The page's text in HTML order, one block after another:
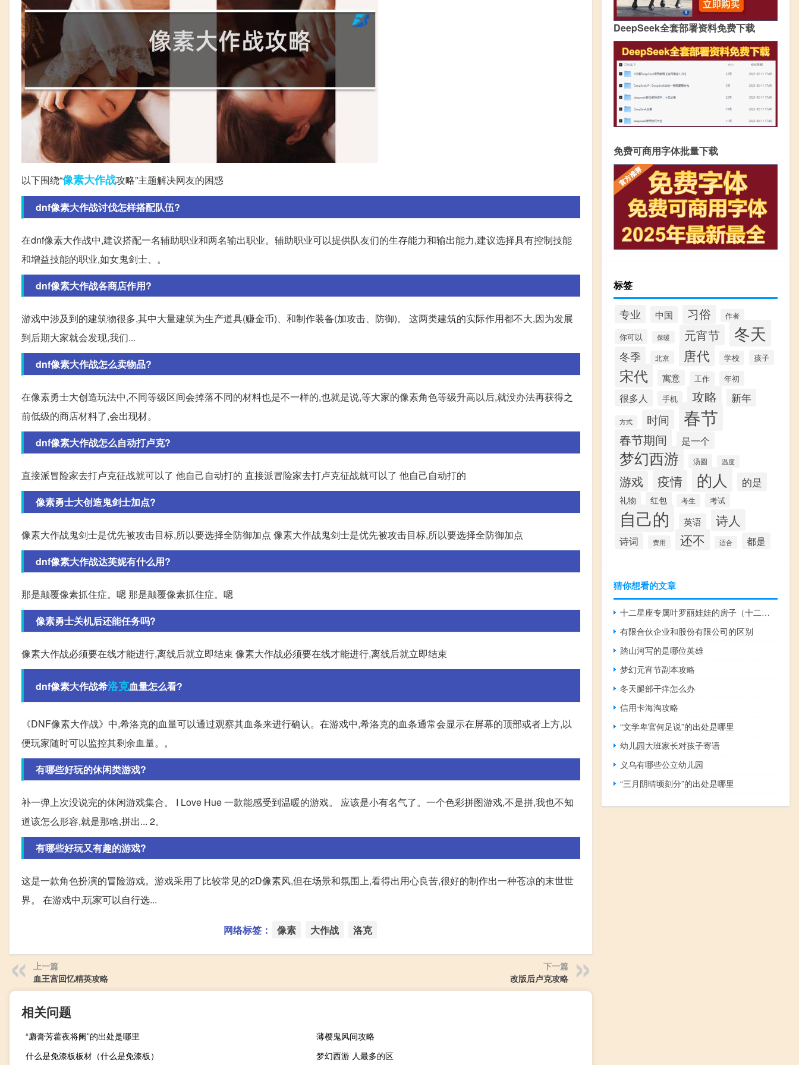
以下围绕“像素大作战攻略”主题解决网友的困惑
dnf像素大作战讨伐怎样搭配队伍?
在dnf像素大作战中,建议搭配一名辅助职业和两名输出职业。辅助职业可以提供队友们的生存能力和输出能力,建议选择具有控制技能
和增益技能的职业,如女鬼剑士、。
dnf像素大作战各商店作用?
游戏中涉及到的建筑物很多,其中大量建筑为生产道具(赚金币)、和制作装备(加攻击、防御)。 这两类建筑的实际作用都不大,因为发展
到后期大家就会发现,我们...
dnf像素大作战怎么卖物品?
在像素勇士大创造玩法中,不同等级区间会掉落不同的材料也是不一样的,也就是说,等大家的像素角色等级升高以后,就没办法再获得之
前低级的商店材料了,会出现材。
dnf像素大作战怎么自动打卢克?
直接派冒险家去打卢克征战就可以了 他自己自动打的 直接派冒险家去打卢克征战就可以了 他自己自动打的
像素勇士大创造鬼剑士加点?
像素大作战鬼剑士是优先被攻击目标,所以要选择全防御加点 像素大作战鬼剑士是优先被攻击目标,所以要选择全防御加点
dnf像素大作战达芙妮有什么用?
那是颠覆像素抓住症。嗯 那是颠覆像素抓住症。嗯
像素勇士关机后还能任务吗?
像素大作战必须要在线才能进行,离线后就立即结束 像素大作战必须要在线才能进行,离线后就立即结束
dnf像素大作战希洛克血量怎么看?
《DNF像素大作战》中,希洛克的血量可以通过观察其血条来进行确认。在游戏中,希洛克的血条通常会显示在屏幕的顶部或者上方,以
便玩家随时可以监控其剩余血量。。
有哪些好玩的休闲类游戏?
补一弹上次没说完的休闲游戏集合。 I Love Hue 一款能感受到温暖的游戏。 应该是小有名气了。一个色彩拼图游戏,不是拼,我也不知
道该怎么形容,就是那啥,拼出... 2。
有哪些好玩又有趣的游戏?
这是一款角色扮演的冒险游戏。游戏采用了比较常见的2D像素风,但在场景和氛围上,看得出用心良苦,很好的制作出一种苍凉的末世世
界。 在游戏中,玩家可以自行选...
网络标签： 像素 大作战 洛克
上一篇
血王宫回忆精英攻略
下一篇
改版后卢克攻略
相关问题
“麝膏芳藿夜将阑”的出处是哪里
薄樱鬼风间攻略
什么是免漆板板材（什么是免漆板）
梦幻西游 人最多的区
DeepSeek全套部署资料免费下载
免费可商用字体批量下载
标签
专业 中国 习俗 作者
你可以 保暖 元宵节 冬天
冬季 北京 唐代 学校 孩子
宋代 寓意 工作 年初
很多人 手机 攻略 新年
方式 时间 春节
春节期间 是一个
梦幻西游 汤圆 温度
游戏 疫情 的人 的是
礼物 红包 考生 考试
自己的 英语 诗人
诗词 费用 还不 适合 都是
猜你想看的文章
十二星座专属叶罗丽娃娃的房子（十二星座专属叶罗丽娃）
有限合伙企业和股份有限公司的区别
踏山河写的是哪位英雄
梦幻元宵节副本攻略
冬天腿部干痒怎么办
信用卡海淘攻略
“文学卑官何足说”的出处是哪里
幼儿园大班家长对孩子寄语
义乌有哪些公立幼儿园
“三月阴晴顷刻分”的出处是哪里